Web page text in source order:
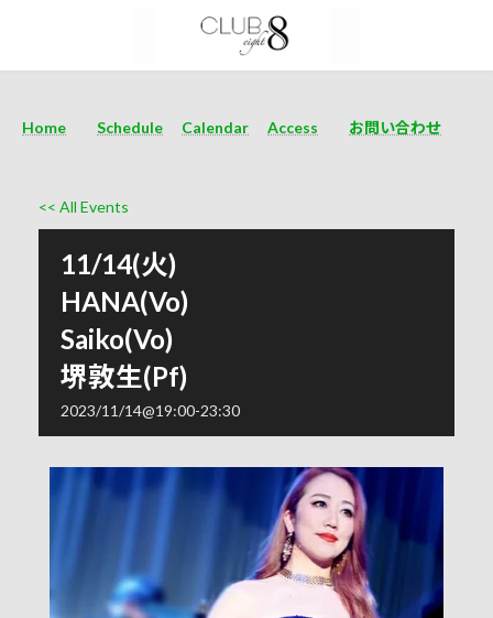
Home Schedule Calendar Access お問い合わせ
<< All Events
11/14(火)
HANA(Vo)
Saiko(Vo)
堺敦生(Pf)
2023/11/14@19:00-23:30